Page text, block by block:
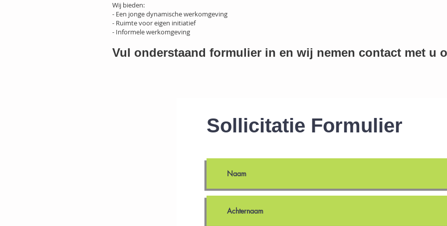
Wij bieden:
- Een jonge dynamische werkomgeving
- Ruimte voor eigen initiatief
- Informele werkomgeving
Vul onderstaand formulier in en wij nemen contact met u
Sollicitatie Formulier